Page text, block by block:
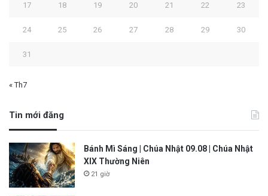
17 18 19 20 21 22 23
24 25 26 27 28 29 30
31
« Th7
Tin mới đăng
Bánh Mì Sáng | Chúa Nhật 09.08 | Chúa Nhật
XIX Thường Niên
21 giờ